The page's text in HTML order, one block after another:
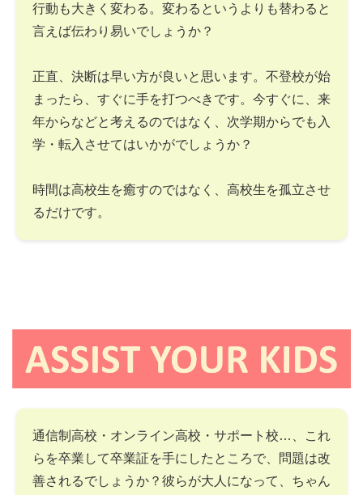
行動も大きく変わる。変わるというよりも替わると
言えば伝わり易いでしょうか？
正直、決断は早い方が良いと思います。不登校が始
まったら、すぐに手を打つべきです。今すぐに、来
年からなどと考えるのではなく、次学期からでも入
学・転入させてはいかがでしょうか？
時間は高校生を癒すのではなく、高校生を孤立させ
るだけです。
通信制高校・オンライン高校・サポート校…、これ
らを卒業して卒業証を手にしたところで、問題は改
善されるでしょうか？彼らが大人になって、ちゃん